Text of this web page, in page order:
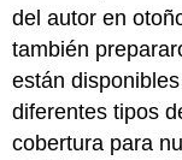
del autor en
también
están
diferentes tipos
cobertura para